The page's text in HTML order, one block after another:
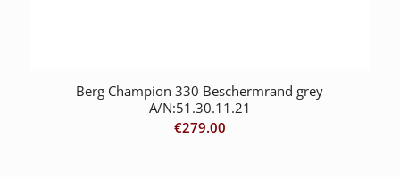
Berg Champion 330 Beschermrand grey
A/N:51.30.11.21
€279.00